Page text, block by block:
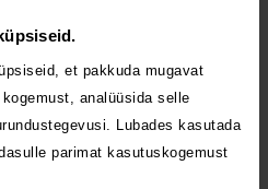
et pakkuda mugavat
analüüsida selle
Lubades kasutada
parimat kasutuskogemust